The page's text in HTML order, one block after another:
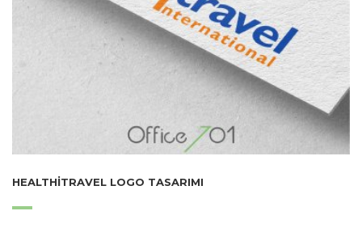
HEALTHITRAVEL LOGO TASARIMI